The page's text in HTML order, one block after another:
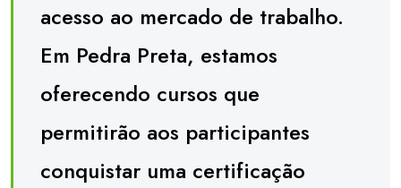
acesso ao mercado de trabalho.
Em Pedra Preta, estamos
oferecendo cursos que
permitirão aos participantes
conquistar uma certificação